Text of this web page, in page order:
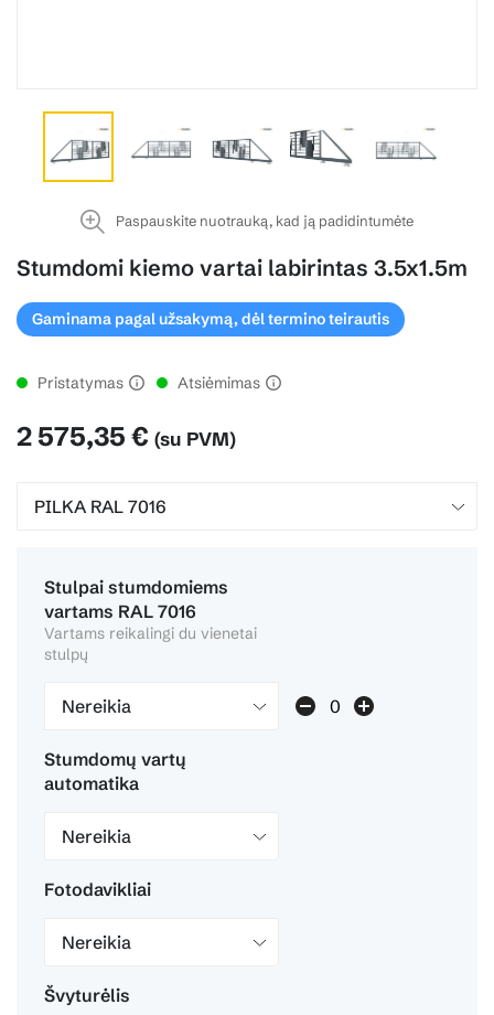
Paspauskite nuotrauką, kad ją padidintumėte
Stumdomi kiemo vartai labirintas 3.5x1.5m
Gaminama pagal užsakymą, dėl termino teirautis
Pristatymas Atsiėmimas
2 575,35 € (su PVM)
Stulpai stumdomiems
vartams RAL 7016
Vartams reikalingi du vienetai
stulpų
Nereikia
Stumdomų vartų
automatika
Nereikia
Fotodavikliai
Nereikia
Švyturėlis